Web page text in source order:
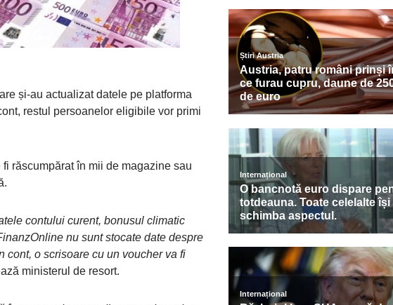
și-au actualizat datele pe platforma
restul persoanelor eligibile vor primi
răscumpărat în mii de magazine sau
contului curent, bonusul climatic
nu sunt stocate date despre
cont, o scrisoare cu un voucher va fi
ministerul de resort.